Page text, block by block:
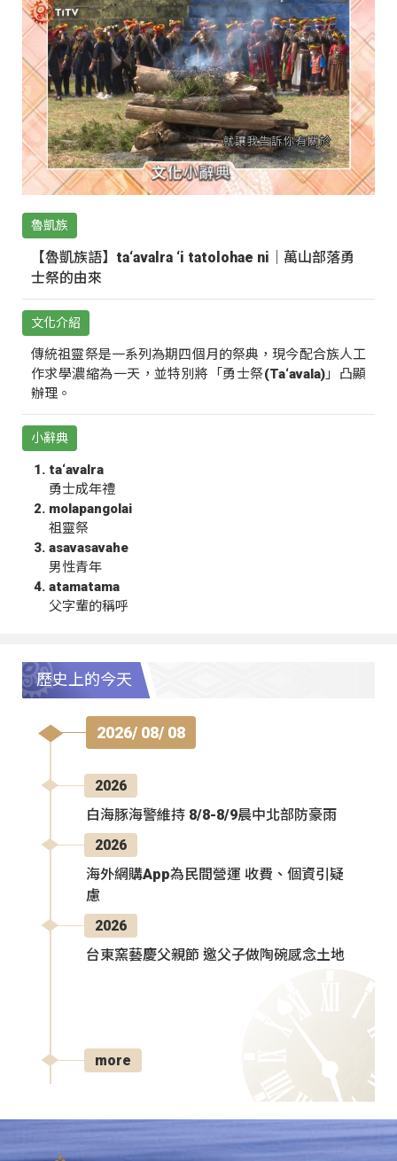
魯凱族
【魯凱族語】ta‘avalra ‘i tatolohae ni｜萬山部落勇
士祭的由來
文化介紹
傳統祖靈祭是一系列為期四個月的祭典，現今配合族人工
作求學濃縮為一天，並特別將「勇士祭(Ta‘avala)」凸顯
辦理。
小辭典
ta‘avalra
勇士成年禮
molapangolai
祖靈祭
asavasavahe
男性青年
atamatama
父字輩的稱呼
歷史上的今天
2026/ 08/ 08
2026
白海豚海警維持 8/8-8/9晨中北部防豪雨
2026
海外網購App為民間營運 收費、個資引疑
慮
2026
台東窯藝慶父親節 邀父子做陶碗感念土地
more